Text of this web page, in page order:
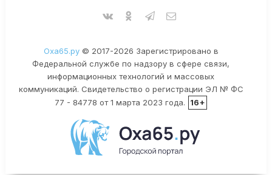
Оха65.ру© 2017-2026 Зарегистрировано в
Федеральной службе по надзору в сфере связи,
информационных технологий и массовых
коммуникаций. Свидетельство о регистрации ЭЛ № ФС
77 - 84778 от 1 марта 2023 года.
16+